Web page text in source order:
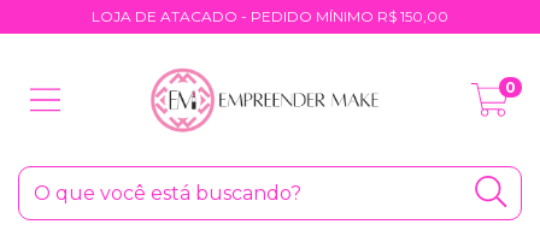
LOJA DE ATACADO - PEDIDO MÍNIMO R$ 150,00
0